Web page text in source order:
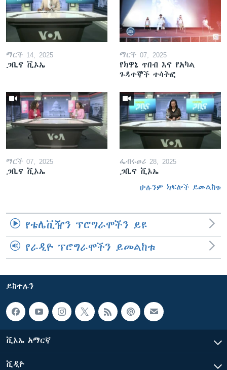
ማርች 14, 2025
ጋቢና ቪኦኤ
ማርች 07, 2025
የክዋኔ ጥበብ እና የአካል
ጉዳተኞች ተሳትፎ
ማርች 07, 2025
ጋቢና ቪኦኤ
ፌብሩወሪ 28, 2025
ጋቢና ቪኦኤ
ሁሉንም ክፍሎች ይመልከቱ
የቴሌቪዥን ፕሮግራሞችን ይዩ
የራዲዮ ፕሮግራሞችን ይመልከቱ
ይከተሉን
ቪኦኤ አማርኛ
ቪዲዮ